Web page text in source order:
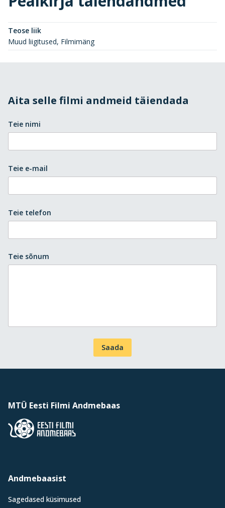
Teose liik
Muud liigitused, Filmimäng
Aita selle filmi andmeid täiendada
Teie nimi
Teie e-mail
Teie telefon
Teie sõnum
Saada
MTÜ Eesti Filmi Andmebaas
Andmebaasist
Sagedased küsimused